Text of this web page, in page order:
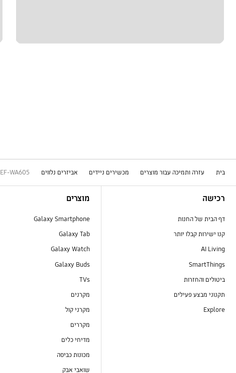
בית עזרה ותמיכה עבור מוצרים מכשירים ניידים אביזרים נלווים EF-WA605
רכישה
דף הבית של החנות
קנו ישירות קבלו יותר
AI Living
SmartThings
ביטולים והחזרות
תקנוני מבצע פעילים
Explore
מוצרים
Galaxy Smartphone
Galaxy Tab
Galaxy Watch
Galaxy Buds
TVs
מקרנים
מקרני קול
מקררים
מדיחי כלים
מכונות כביסה
שואבי אבק